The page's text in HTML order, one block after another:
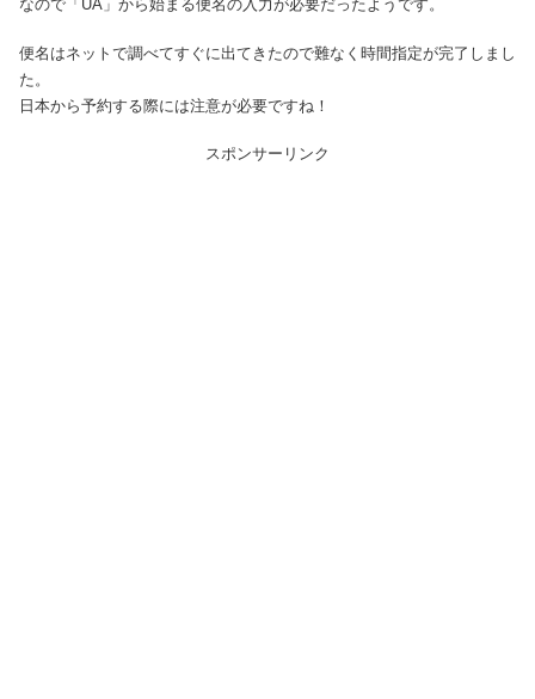
なので「UA」から始まる便名の入力が必要だったようです。
便名はネットで調べてすぐに出てきたので難なく時間指定が完了しまし
た。
日本から予約する際には注意が必要ですね！
スポンサーリンク